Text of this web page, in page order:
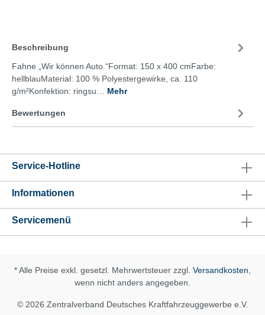
Beschreibung
Fahne „Wir können Auto.“Format: 150 x 400 cmFarbe:
hellblauMaterial: 100 % Polyestergewirke, ca. 110
g/m²Konfektion: ringsu… Mehr
Bewertungen
Service-Hotline
Informationen
Servicemenü
* Alle Preise exkl. gesetzl. Mehrwertsteuer zzgl. Versandkosten
wenn nicht anders angegeben.
© 2026 Zentralverband Deutsches Kraftfahrzeuggewerbe e.V.